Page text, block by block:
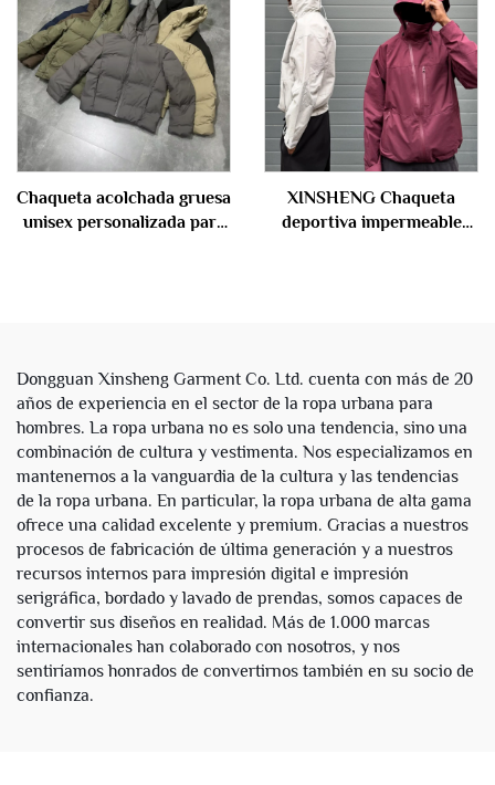
militar, con cierre, unisex
Acampanados Bordados
Pantalones Vaqueros para
Hombre
Chaqueta acolchada gruesa
unisex personalizada para
XINSHENG Chaqueta
deportiva impermeable
Dongguan Xinsheng Garment Co. Ltd. cuenta con más de 20
años de experiencia en el sector de la ropa urbana para
hombres. La ropa urbana no es solo una tendencia, sino una
combinación de cultura y vestimenta. Nos especializamos en
mantenernos a la vanguardia de la cultura y las tendencias
de la ropa urbana. En particular, la ropa urbana de alta gama
ofrece una calidad excelente y premium. Gracias a nuestros
procesos de fabricación de última generación y a nuestros
recursos internos para impresión digital e impresión
serigráfica, bordado y lavado de prendas, somos capaces de
convertir sus diseños en realidad. Más de 1.000 marcas
internacionales han colaborado con nosotros, y nos
sentiríamos honrados de convertirnos también en su socio de
confianza.